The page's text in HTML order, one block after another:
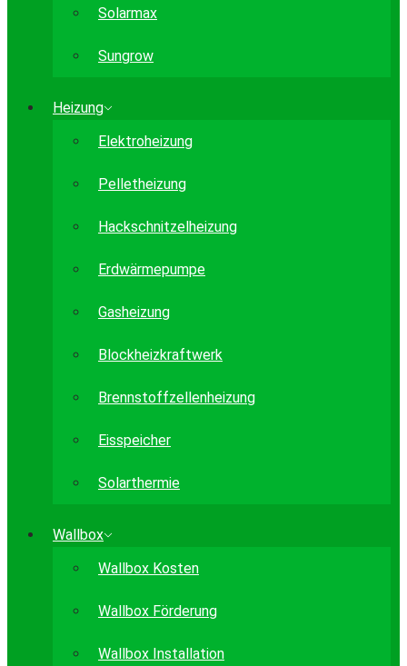
Solarmax
Sungrow
Heizung
Elektroheizung
Pelletheizung
Hackschnitzelheizung
Erdwärmepumpe
Gasheizung
Blockheizkraftwerk
Brennstoffzellenheizung
Eisspeicher
Solarthermie
Wallbox
Wallbox Kosten
Wallbox Förderung
Wallbox Installation